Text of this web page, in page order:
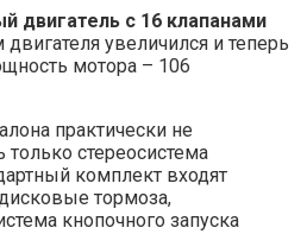
двигатель с 16 клапанами
двигателя увеличился и теперь
мотора – 106
практически не
стереосистема
комплект входят
тормоза,
кнопочного запуска